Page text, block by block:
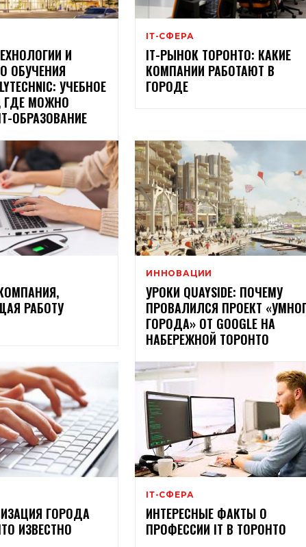
И
ОБУЧЕНИЯ
УЧЕБНОЕ
ГДЕ МОЖНО
ОБРАЗОВАНИЕ
ІТ-СФЕРА
ІТ-РЫНОК ТОРОНТО: КАКИЕ
КОМПАНИИ РАБОТАЮТ В
ГОРОДЕ
КОМПАНИЯ,
РАБОТУ
ИННОВАЦИИ
УРОКИ QUAYSIDE: ПОЧЕМУ
ПРОВАЛИЛСЯ ПРОЕКТ
ГОРОДА» ОТ GOOGLE НА
НАБЕРЕЖНОЙ ТОРОНТО
ГОРОДА
ИЗВЕСТНО
ІТ-СФЕРА
ИНТЕРЕСНЫЕ ФАКТЫ О
ПРОФЕССИИ ІТ В ТОРОНТО